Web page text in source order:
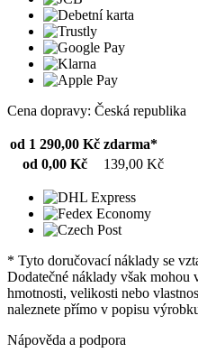
Cena dopravy: Česká republika
od 1 290,00 Kč zdarma*
od 0,00 Kč
139,00 Kč
* Tyto doručovací náklady se
Dodatečné náklady však mohou
hmotnosti, velikosti nebo
naleznete přímo v popisu
Nápověda a podpora